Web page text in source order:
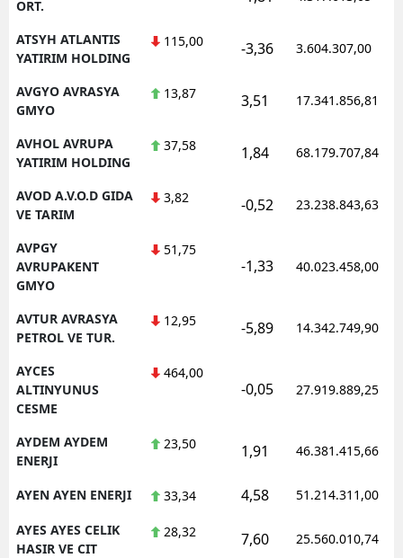
ORT.
ATSYH ATLANTIS
YATIRIM HOLDING
115,00 -3,36 3.604.307,00
AVGYO AVRASYA
GMYO
13,87 3,51 17.341.856,81
AVHOL AVRUPA
YATIRIM HOLDING
37,58 1,84 68.179.707,84
AVOD A.V.O.D GIDA
VE TARIM
3,82 -0,52 23.238.843,63
AVPGY
AVRUPAKENT
GMYO
51,75
-1,33 40.023.458,00
AVTUR AVRASYA
PETROL VE TUR.
12,95 -5,89 14.342.749,90
AYCES
ALTINYUNUS
CESME
464,00
-0,05 27.919.889,25
AYDEM AYDEM
ENERJI
23,50 1,91 46.381.415,66
AYEN AYEN ENERJI 33,34 4,58 51.214.311,00
AYES AYES CELIK
HASIR VE CIT
28,32 7,60 25.560.010,74